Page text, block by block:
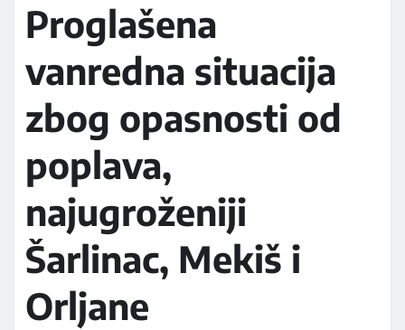
Proglašena
vanredna situacija
zbog opasnosti od
poplava,
najugroženiji
Šarlinac, Mekiš i
Orljane